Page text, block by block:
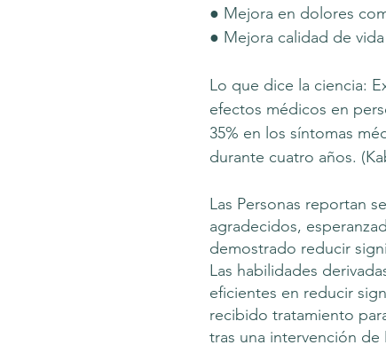
● Mejora en dolores
● Mejora calidad de
Lo que dice la ciencia:
efectos médicos en
35% en los síntomas
durante cuatro años.
Las Personas reportan
agradecidos,
demostrado reducir
Las habilidades
eficientes en reducir
recibido tratamiento
tras una intervención de